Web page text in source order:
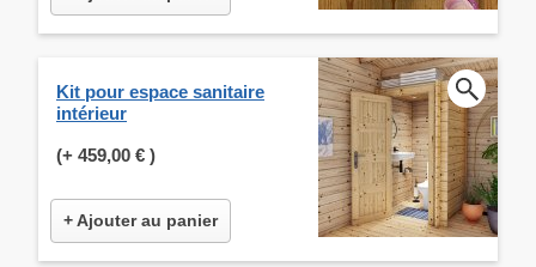
Kit pour espace sanitaire
intérieur
(+ 459,00 € )
+ Ajouter au panier